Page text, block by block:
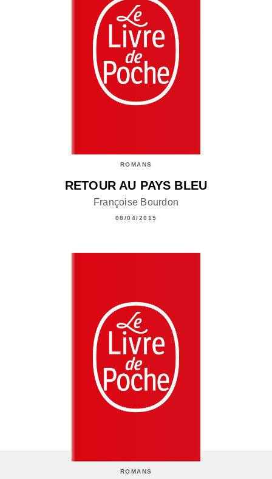
ROMANS
RETOUR AU PAYS BLEU
Françoise Bourdon
08/04/2015
ROMANS